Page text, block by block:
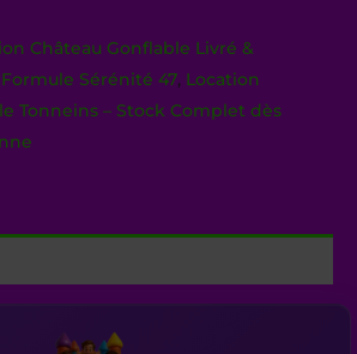
Château Gonflable Livré &
Sérénité 47, Location
Tonneins – Stock Complet dès